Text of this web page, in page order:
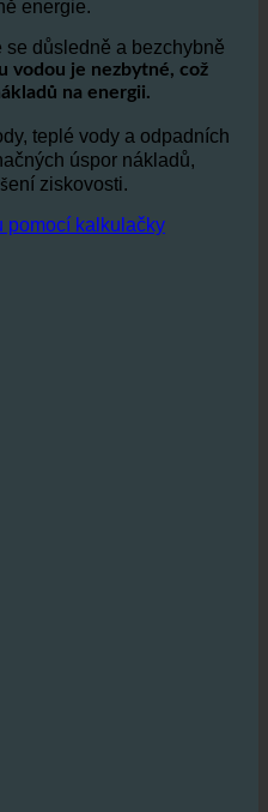
také poptávka po
protéká méně vody, je k
energie.
důsledně a bezchybně
vodou je nezbytné, což
na energii.
teplé vody a odpadních
úspor nákladů,